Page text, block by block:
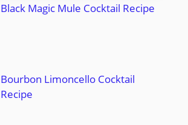
Black Magic Mule Cocktail Recipe
Bourbon Limoncello Cocktail
Recipe